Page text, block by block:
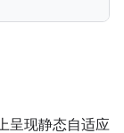
呈现静态自适应